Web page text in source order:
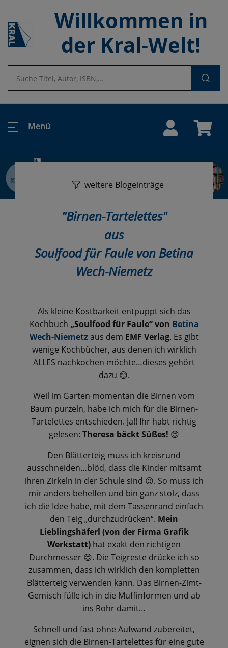
Willkommen in
der Kral-Welt!
Menü
weitere Blogeinträge
"Birnen-Tartelettes"
aus
Soulfood für Faule von Betina
Wech-Niemetz
Als kleine Kostbarkeit entpuppt sich das
Kochbuch „Soulfood für Faule“ von Betina
Wech-Niemetzaus dem EMF Verlag. Es gibt
wenige Kochbücher, aus denen ich wirklich
ALLES nachkochen möchte…dieses gehört
dazu 😊.
Weil im Garten momentan die Birnen vom
Baum purzeln, habe ich mich für die Birnen-
Tartelettes entschieden. Ja!! Ihr habt richtig
gelesen: Theresa bäckt Süßes! 😊
Den Blätterteig muss ich kreisrund
ausschneiden…blöd, dass die Kinder mitsamt
ihren Zirkeln in der Schule sind 😉. So muss ich
mir anders behelfen und bin ganz stolz, dass
ich die Idee habe, mit dem Tassenrand einfach
den Teig „durchzudrücken“. Mein
Lieblingshäferl (von der Firma Grafik
Werkstatt) hat exakt den richtigen
Durchmesser 😊. Die Teigreste drücke ich so
zusammen, dass ich wirklich den kompletten
Blätterteig verwenden kann. Das Birnen-Zimt-
Gemisch fülle ich in die Muffinformen und ab
ins Rohr damit…
Schnell und fast ohne Aufwand zubereitet,
eignen sich die Birnen-Tartelettes für eine gute